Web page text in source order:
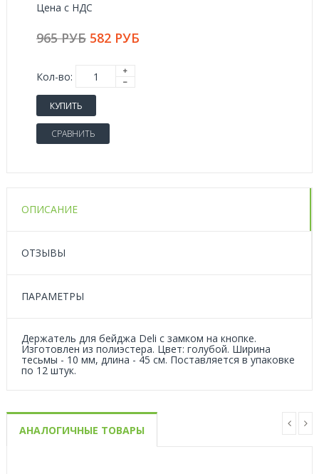
Цена с НДС
965 РУБ 582 РУБ
Кол-во:
КУПИТЬ
СРАВНИТЬ
ОПИСАНИЕ
ОТЗЫВЫ
ПАРАМЕТРЫ
Держатель для бейджа Deli с замком на кнопке.
Изготовлен из полиэстера. Цвет: голубой. Ширина
тесьмы - 10 мм, длина - 45 см. Поставляется в упаковке
по 12 штук.
АНАЛОГИЧНЫЕ ТОВАРЫ